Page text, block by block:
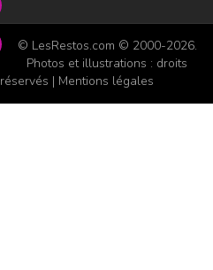
© LesRestos.com © 2000-2026.
Photos et illustrations : droits
réservés | Mentions légales